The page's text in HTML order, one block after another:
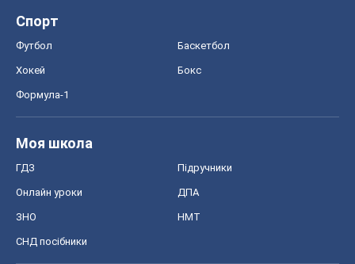
Спорт
Футбол Баскетбол
Хокей Бокс
Формула-1
Моя школа
ГДЗ Підручники
Онлайн уроки ДПА
ЗНО НМТ
СНД посібники